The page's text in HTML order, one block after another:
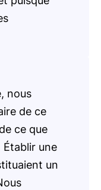
nous
de ce
ce que
Établir une
un